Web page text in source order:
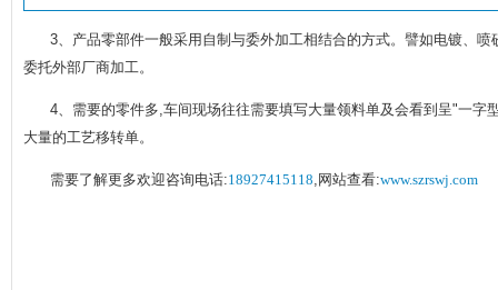
3、产品零部件一般采用自制与委外加工相结合的方式。譬如电镀、
委托外部厂商加工。
4、需要的零件多,车间现场往往需要填写大量领料单及会看到呈"一字
大量的工艺移转单。
需要了解更多欢迎咨询电话:18927415118,网站查看:www.szrswj.com